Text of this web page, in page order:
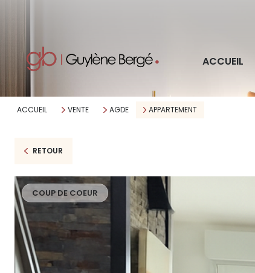
ACCUEIL
ACCUEIL VENTE AGDE APPARTEMENT
RETOUR
COUP DE COEUR